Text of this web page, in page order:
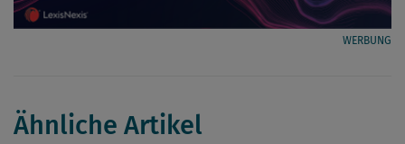
WERBUNG
Ähnliche Artikel